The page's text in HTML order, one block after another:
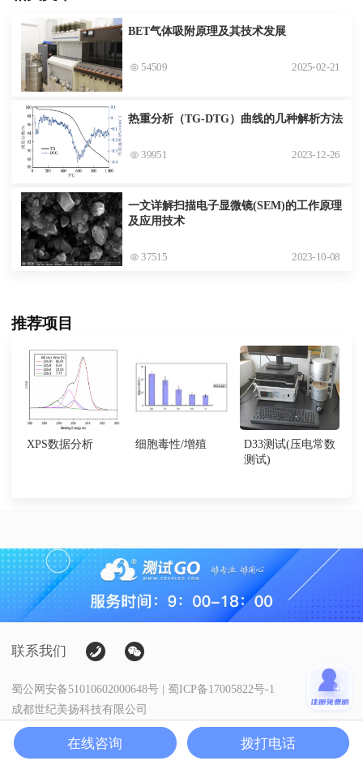
BET气体吸附原理及其技术发展
54509 2025-02-21
热重分析（TG-DTG）曲线的几种解析方法
39951 2023-12-26
一文详解扫描电子显微镜(SEM)的工作原理
及应用技术
37515 2023-10-08
推荐项目
XPS数据分析 细胞毒性/增殖
D33测试(压电常数
测试)
联系我们
蜀公网安备51010602000648号 | 蜀ICP备17005822号-1
成都世纪美扬科技有限公司
Copyright@测试狗·科研服务
在线咨询 拨打电话